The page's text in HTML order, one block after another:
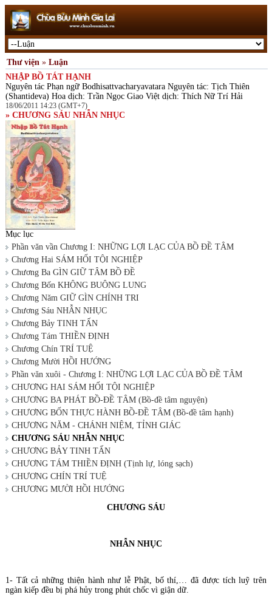
Thư viện » Luận
NHẬP BỒ TÁT HẠNH
Nguyên tác Phạn ngữ Bodhisattvacharyavatara Nguyên tác: Tịch Thiên
(Shantideva) Hoa dịch: Trần Ngọc Giao Việt dịch: Thích Nữ Trí Hải
18/06/2011 14:23 (GMT+7)
» CHƯƠNG SÁU NHẪN NHỤC
Mục lục
Phần văn vần Chương I: NHỮNG LỢI LẠC CỦA BỒ ĐỀ TÂM
Chương Hai SÁM HỐI TỘI NGHIỆP
Chương Ba GÌN GIỮ TÂM BỒ ĐỀ
Chương Bốn KHÔNG BUÔNG LUNG
Chương Năm GIỮ GÌN CHÍNH TRI
Chương Sáu NHẪN NHỤC
Chương Bảy TINH TẤN
Chương Tám THIỀN ĐỊNH
Chương Chín TRÍ TUỆ
Chương Mười HỒI HƯỚNG
Phần văn xuôi - Chương I: NHỮNG LỢI LẠC CỦA BỒ ĐỀ TÂM
CHƯƠNG HAI SÁM HỐI TỘI NGHIỆP
CHƯƠNG BA PHÁT BỒ-ĐỀ TÂM (Bồ-đề tâm nguyện)
CHƯƠNG BỐN THỰC HÀNH BỒ-ĐỀ TÂM (Bồ-đề tâm hạnh)
CHƯƠNG NĂM - CHÁNH NIỆM, TỈNH GIÁC
CHƯƠNG SÁU NHẪN NHỤC
CHƯƠNG BẢY TINH TẤN
CHƯƠNG TÁM THIỀN ĐỊNH (Tịnh lự, lóng sạch)
CHƯƠNG CHÍN TRÍ TUỆ
CHƯƠNG MƯỜI HỒI HƯỚNG
CHƯƠNG SÁU
NHẪN NHỤC
1- Tất cả những thiện hành như lễ Phật, bố thí,… đã được tích luỹ trên
ngàn kiếp đều bị phá hủy trong phút chốc vì giận dữ.